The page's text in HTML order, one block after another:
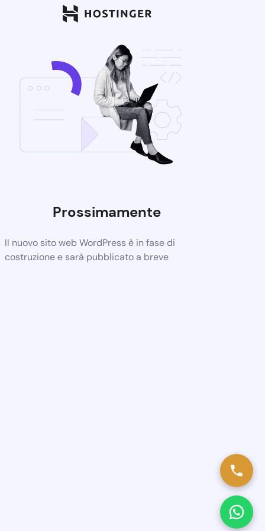
Prossimamente
Il nuovo sito web WordPress è in fase di
costruzione e sarà pubblicato a breve